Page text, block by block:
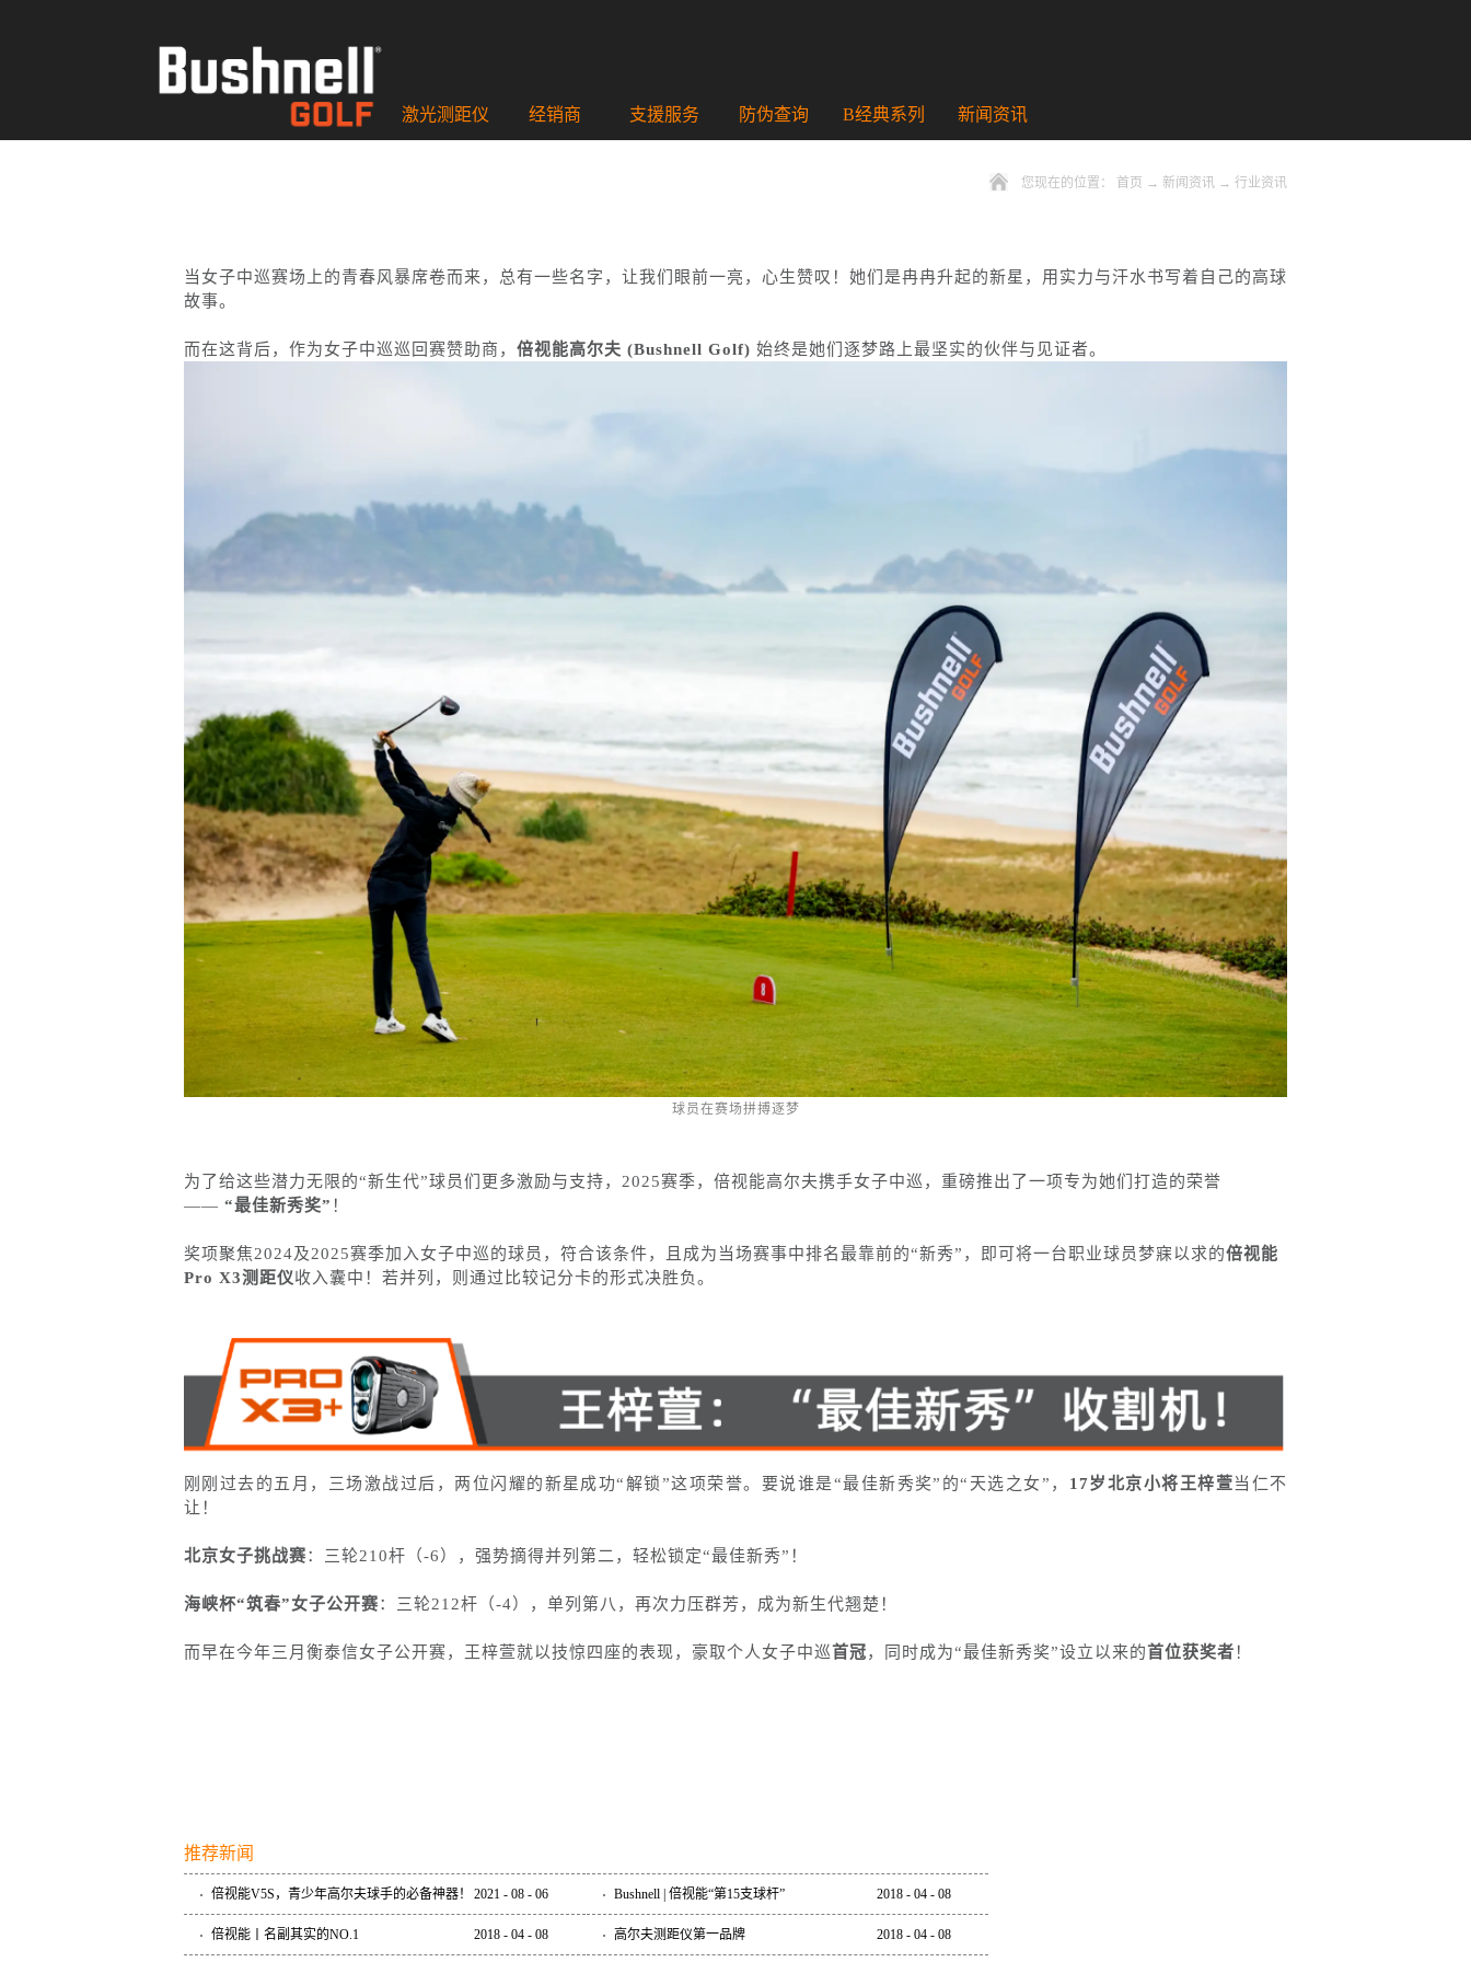
激光测距仪 经销商 支援服务 防伪查询 B经典系列 新闻资讯
您现在的位置： 首页 → 新闻资讯 → 行业资讯
当女子中巡赛场上的青春风暴席卷而来，总有一些名字，让我们眼前一亮，心生赞叹！她们是冉冉升起的新星，用实力与汗水书写着自己的高球
故事。
而在这背后，作为女子中巡巡回赛赞助商， 倍视能高尔夫 (Bushnell Golf) 始终是她们逐梦路上最坚实的伙伴与见证者。
球员在赛场拼搏逐梦
为了给这些潜力无限的“新生代”球员们更多激励与支持，2025赛季，倍视能高尔夫携手女子中巡，重磅推出了一项专为她们打造的荣誉
—— “最佳新秀奖” ！
奖项聚焦2024及2025赛季加入女子中巡的球员，符合该条件，且成为当场赛事中排名最靠前的“新秀”，即可将一台职业球员梦寐以求的倍视能
Pro X3测距仪收入囊中！若并列，则通过比较记分卡的形式决胜负。
刚刚过去的五月，三场激战过后，两位闪耀的新星成功“解锁”这项荣誉。要说谁是“最佳新秀奖”的“天选之女”， 17岁北京小将王梓萱当仁不
让！
北京女子挑战赛：三轮210杆（-6），强势摘得并列第二，轻松锁定“最佳新秀”！
海峡杯“筑春”女子公开赛：三轮212杆（-4），单列第八，再次力压群芳，成为新生代翘楚！
而早在今年三月衡泰信女子公开赛，王梓萱就以技惊四座的表现，豪取个人女子中巡首冠，同时成为“最佳新秀奖”设立以来的首位获奖者 ！
推荐新闻
倍视能V5S，青少年高尔夫球手的必备神器！ 2021 - 08 - 06 Bushnell | 倍视能“第15支球杆” 2018 - 04 - 08
倍视能丨名副其实的NO.1 2018 - 04 - 08 高尔夫测距仪第一品牌 2018 - 04 - 08